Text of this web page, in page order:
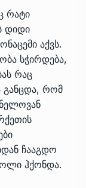
რატი
დიდი
აქვს.
სჭირდება,
რაც
განცდა, რომ
ჩააგდო
ჰქონდა.